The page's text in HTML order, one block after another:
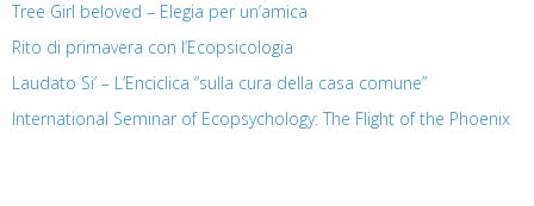
Tree Girl beloved – Elegia per un’amica
Rito di primavera con l’Ecopsicologia
Laudato Si’ – L’Enciclica “sulla cura della casa comune”
International Seminar of Ecopsychology: The Flight of the Phoenix